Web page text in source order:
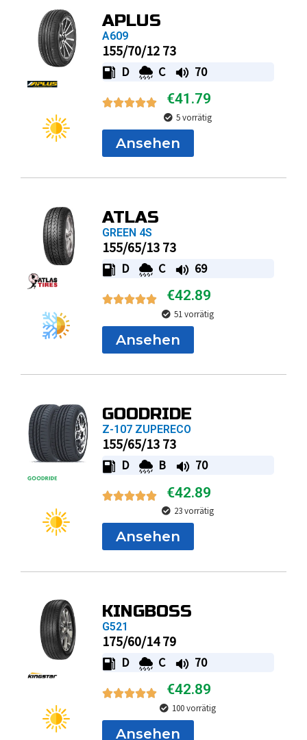
APLUS
A609
155/70/12 73
D C 70
€41.79
5 vorrätig
Ansehen
ATLAS
GREEN 4S
155/65/13 73
D C 69
€42.89
51 vorrätig
Ansehen
GOODRIDE
Z-107 ZUPERECO
155/65/13 73
D B 70
€42.89
23 vorrätig
Ansehen
KINGBOSS
G521
175/60/14 79
D C 70
€42.89
100 vorrätig
Ansehen